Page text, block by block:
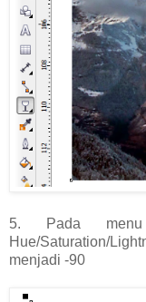
5. Pada
Hue/Saturation/
menjadi -90